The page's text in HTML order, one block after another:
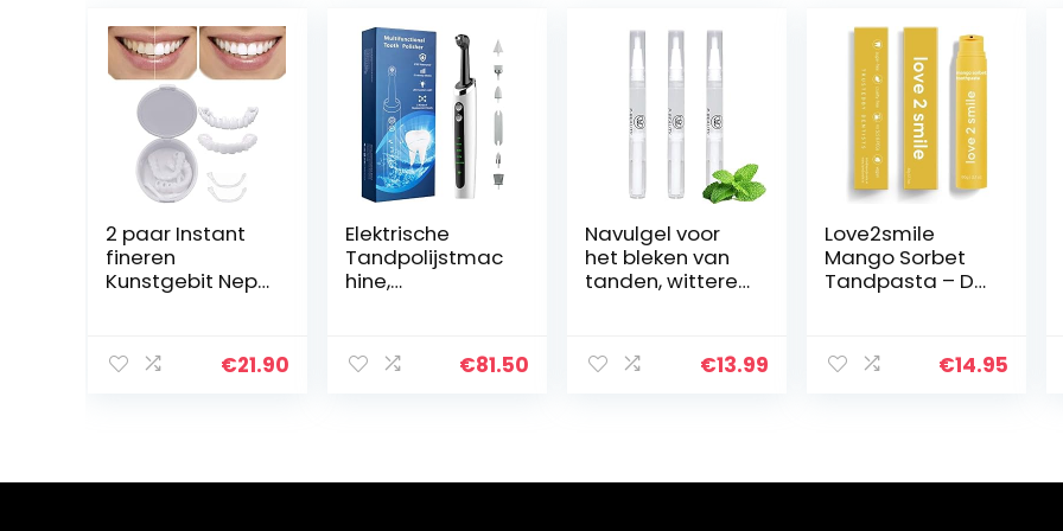
2 paar Instant
fineren
Kunstgebit Nep-
Cosmetische
tand Valse
€21.90
Elektrische
Tandpolijstmac
hine,
Hoofdtanden
die Uitrusting
€81.50
Navulgel voor
het bleken van
tanden, wittere
alle tanden
whitening kit,
€13.99
Love2smile
Mango Sorbet
Tandpasta – De
van Nederland
& België –
€14.95